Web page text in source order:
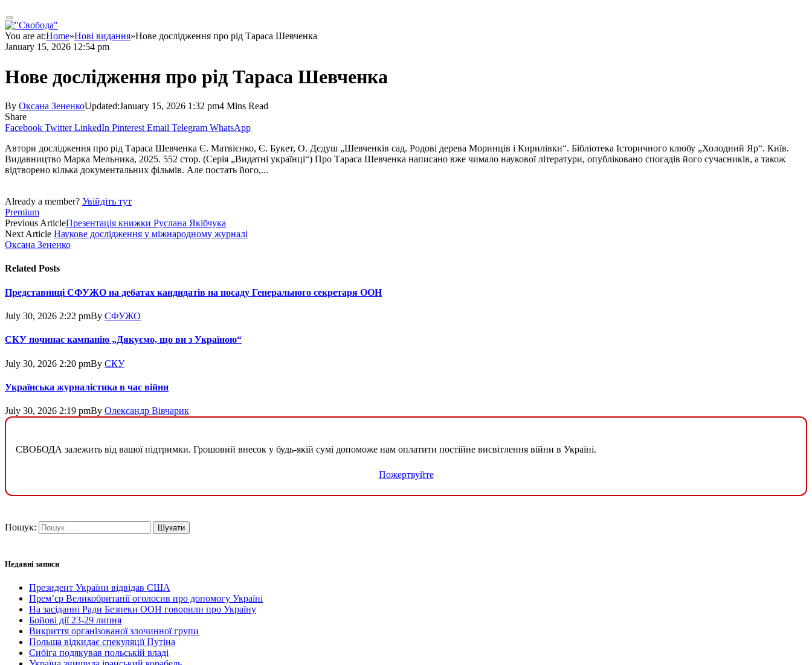
You are at:Home»Нові видання»Нове дослідження про рід Тараса Шевченка
January 15, 2026 12:54 pm
Нове дослідження про рід Тараса Шевченка
By Оксана ЗененкоUpdated:January 15, 2026 1:32 pm4 Mins Read
Share
Facebook Twitter LinkedIn Pinterest Email Telegram WhatsApp
Автори дослідження про рід Тараса Шевченка Є. Матвієнко, Є. Букет, О. Дєдуш „Шевченків сад. Родові дерева Моринців і Кирилівки“. Бібліотека Історичного клюбу „Холодний Яр“. Київ.
Видавництво Марка Мельника, 2025. 552 стор. (Серія „Видатні українці“) Про Тараса Шевченка написано вже чимало наукової літератури, опубліковано спогадів його сучасників, а також
відтворено кілька документальних фільмів. Але постать його,...
Already a member? Увійдіть тут
Premium
Previous ArticleПрезентація книжки Руслана Якібчука
Next Article Наукове дослідження у міжнародному журналі
Оксана Зененко
Related Posts
Представниці СФУЖО на дебатах кандидатів на посаду Генерального секретаря ООН
July 30, 2026 2:22 pmBy СФУЖО
СКУ починає кампанію „Дякуємо, що ви з Україною“
July 30, 2026 2:20 pmBy СКУ
Українська журналістика в час війни
July 30, 2026 2:19 pmBy Олександр Вівчарик
СВОБОДА залежить від вашої підтримки. Грошовий внесок у будь-якій сумі допоможе нам оплатити постійне висвітлення війни в Україні.
Пожертвуйте
Пошук:
Недавні записи
Президент України відвідав США
Прем’єр Великобританії оголосив про допомогу Україні
На засіданні Ради Безпеки ООН говорили про Україну
Бойові дії 23-29 липня
Викриття організованої злочинної групи
Польща відкидає спекуляції Путіна
Сибіга подякував польській владі